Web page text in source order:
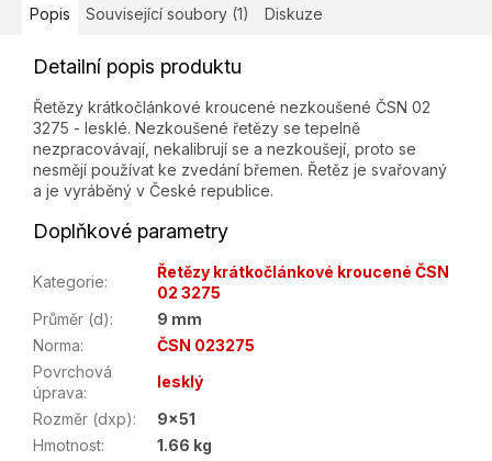
Popis Související soubory (1) Diskuze
Detailní popis produktu
Řetězy krátkočlánkové kroucené nezkoušené ČSN 02
3275 - lesklé. Nezkoušené řetězy se tepelně
nezpracovávají, nekalibrují se a nezkoušejí, proto se
nesmějí používat ke zvedání břemen. Řetěz je svařovaný
a je vyráběný v České republice.
Doplňkové parametry
Kategorie:
Řetězy krátkočlánkové kroucené ČSN
02 3275
Průměr (d):
9 mm
Norma:
ČSN 023275
Povrchová
úprava:
lesklý
Rozměr (dxp):
9x51
Hmotnost:
1.66 kg